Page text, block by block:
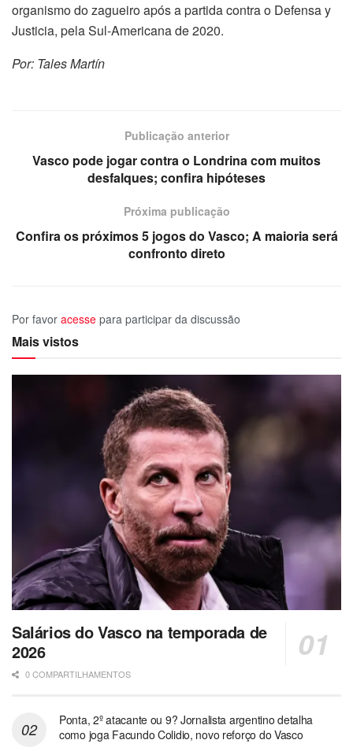
organismo do zagueiro após a partida contra o Defensa y
Justicia, pela Sul-Americana de 2020.
Por: Tales Martín
Publicação anterior
Vasco pode jogar contra o Londrina com muitos
desfalques; confira hipóteses
Próxima publicação
Confira os próximos 5 jogos do Vasco; A maioria será
confronto direto
Por favor acesse para participar da discussão
Mais vistos
Salários do Vasco na temporada de
2026
0 COMPARTILHAMENTOS
Ponta, 2º atacante ou 9? Jornalista argentino detalha
como joga Facundo Colidio, novo reforço do Vasco